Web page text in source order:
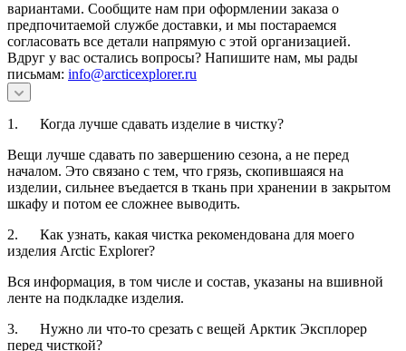
вариантами. Сообщите нам при оформлении заказа о
предпочитаемой службе доставки, и мы постараемся
согласовать все детали напрямую с этой организацией.
Вдруг у вас остались вопросы? Напишите нам, мы рады
письмам: info@arcticexplorer.ru
1. Когда лучше сдавать изделие в чистку?
Вещи лучше сдавать по завершению сезона, а не перед
началом. Это связано с тем, что грязь, скопившаяся на
изделии, сильнее въедается в ткань при хранении в закрытом
шкафу и потом ее сложнее выводить.
2. Как узнать, какая чистка рекомендована для моего
изделия Arctic Explorer?
Вся информация, в том числе и состав, указаны на вшивной
ленте на подкладке изделия.
3. Нужно ли что-то срезать с вещей Арктик Эксплорер
перед чисткой?